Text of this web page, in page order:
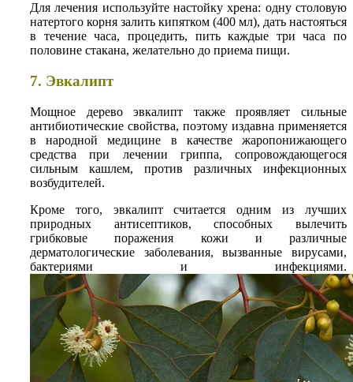
Для лечения используйте настойку хрена: одну столовую
натертого корня залить кипятком (400 мл), дать настояться
в течение часа, процедить, пить каждые три часа по
половине стакана, желательно до приема пищи.
7. Эвкалипт
Мощное дерево эвкалипт также проявляет сильные
антибиотические свойства, поэтому издавна применяется
в народной медицине в качестве жаропонижающего
средства при лечении гриппа, сопровождающегося
сильным кашлем, против различных инфекционных
возбудителей.
Кроме того, эвкалипт считается одним из лучших
природных антисептиков, способных вылечить
грибковые поражения кожи и различные
дерматологические заболевания, вызванные вирусами,
бактериями и инфекциями.